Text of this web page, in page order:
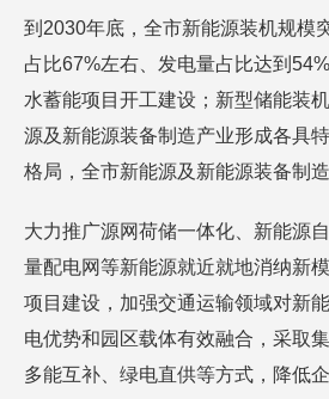
到2030年底，全市新能源装机规模
占比67%左右、发电量占比达到
水蓄能项目开工建设；新型储能装
源及新能源装备制造产业形成各具
格局，全市新能源及新能源装备制
大力推广源网荷储一体化、新能源
量配电网等新能源就近就地消纳新
项目建设，加强交通运输领域对新
电优势和园区载体有效融合，采取
多能互补、绿电直供等方式，降低